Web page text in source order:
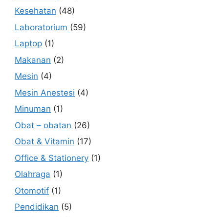
Kesehatan (48)
Laboratorium (59)
Laptop (1)
Makanan (2)
Mesin (4)
Mesin Anestesi (4)
Minuman (1)
Obat – obatan (26)
Obat & Vitamin (17)
Office & Stationery (1)
Olahraga (1)
Otomotif (1)
Pendidikan (5)